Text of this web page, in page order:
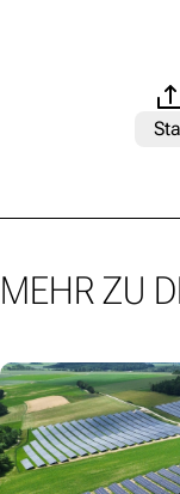
MEHR ZU